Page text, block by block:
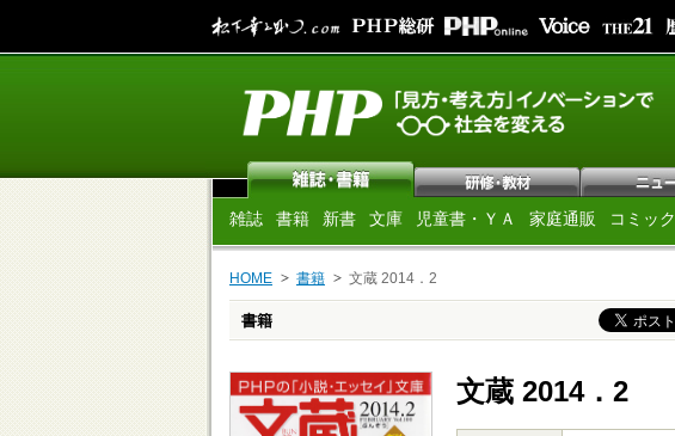
雑誌 書籍 新書 文庫 児童書・ＹＡ 家庭通販 コミック
HOME 書籍 文蔵 2014．2
書籍
文蔵 2014．2